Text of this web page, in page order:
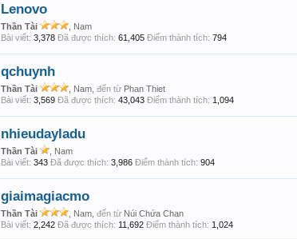
Lenovo
Thần Tài
, Nam
Bài viết: 3,378 Đã được thích: 61,405 Điểm thành tích: 794
qchuynh
Thần Tài , Nam, đến từ Phan Thiet
Bài viết: 3,569 Đã được thích: 43,043 Điểm thành tích: 1,094
nhieudayladu
Thần Tài
, Nam
Bài viết: 343 Đã được thích: 3,986 Điểm thành tích: 904
giaimagiacmo
Thần Tài , Nam, đến từ Núi Chứa Chan
Bài viết: 2,242 Đã được thích: 11,692 Điểm thành tích: 1,024